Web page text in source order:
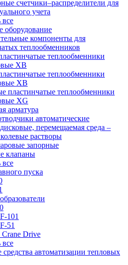
счетчики–распределители для
учета
все
оборудование
компоненты для
теплообменников
теплообменники
XB
теплообменники
ХВ
пластинчатые теплообменники
ХG
арматура
автоматические
перемещаемая среда –
растворы
запорные
клапаны
все
пуска
101
51
Drive
все
средства автоматизации тепловых